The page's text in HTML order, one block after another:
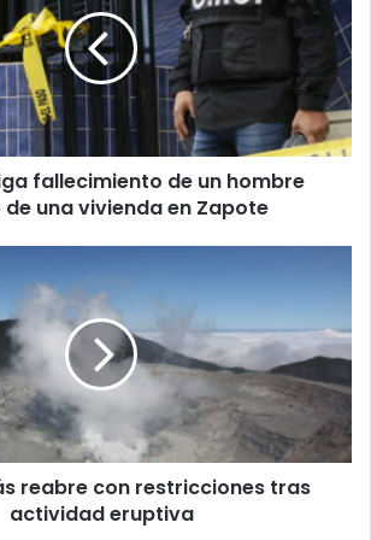
fallecimiento de un hombre
una vivienda en Zapote
reabre con restricciones tras
actividad eruptiva